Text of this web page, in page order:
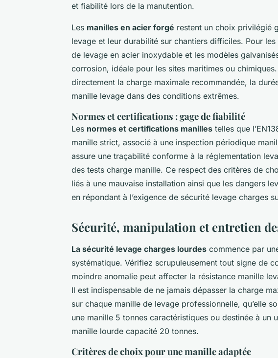
et fiabilité lors de la manutention.
Les manilles en acier forgé restent un choix privilégié
levage et leur durabilité sur chantiers difficiles. Pour
de levage en acier inoxydable et les modèles
corrosion, idéale pour les sites maritimes ou
directement la charge maximale recommandée, la
manille levage dans des conditions extrêmes.
Normes et certifications : gage de fiabilité
Les normes et certifications manilles telles que
manille strict, associé à une inspection périodique
assure une traçabilité conforme à la réglementation
des tests charge manille. Ce respect des critères de
liés à une mauvaise installation ainsi que les dangers
en répondant à l’exigence de sécurité levage charges
Sécurité, manipulation et entretien
La sécurité levage charges lourdes commence par
systématique. Vérifiez scrupuleusement tout signe de
moindre anomalie peut affecter la résistance manille
Il est indispensable de ne jamais dépasser la charge
sur chaque manille de levage professionnelle, qu’elle
une manille 5 tonnes caractéristiques ou destinée à un
manille lourde capacité 20 tonnes.
Critères de choix pour une manille adaptée